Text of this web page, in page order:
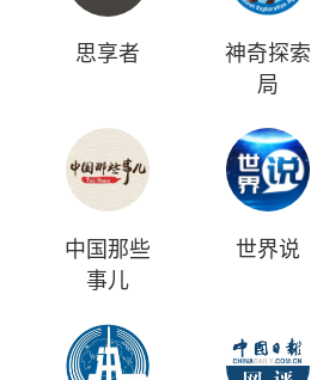
思享者
神奇探索
局
中国那些
事儿
世界说